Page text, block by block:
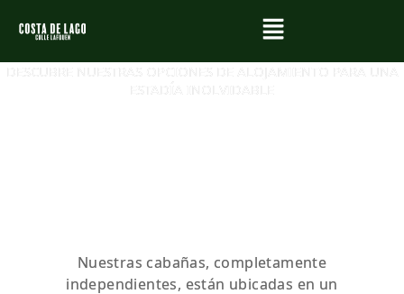
Nuestras cabañas, completamente
independientes, están ubicadas en un